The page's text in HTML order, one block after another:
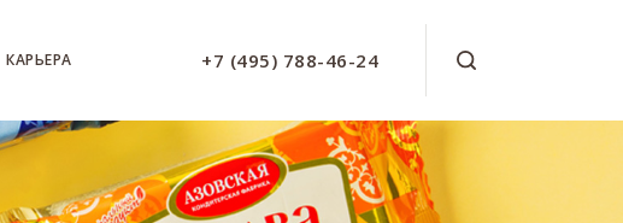
КАРЬЕРА +7 (495) 788-46-24